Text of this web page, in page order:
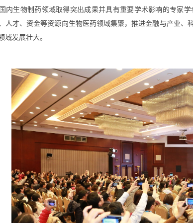
内生物制药领域取得突出成果并具有重要学术影响的专家
人才、资金等资源向生物医药领域集聚，推进金融与产业、
域发展壮大。